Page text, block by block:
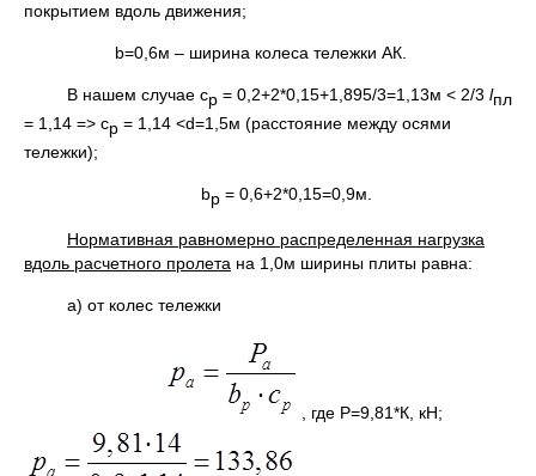
покрытием вдоль движения;
b=0,6м – ширина колеса тележки АК.
В нашем случае ср = 0,2+2*0,15+1,895/3=1,13м < 2/3 lпл
= 1,14 => cр = 1,14 <d=1,5м (расстояние между осями
тележки);
bр = 0,6+2*0,15=0,9м.
Нормативная равномерно распределенная нагрузка
вдоль расчетного пролета на 1,0м ширины плиты равна:
а) от колес тележки
, где Р=9,81*К, кН;